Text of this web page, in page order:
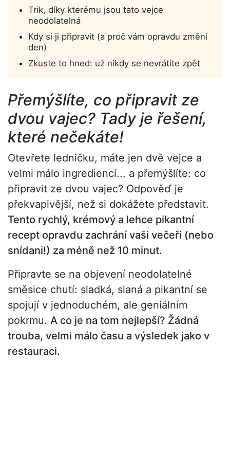
Trik, díky kterému jsou tato vejce
neodolatelná
Kdy si ji připravit (a proč vám opravdu změní
den)
Zkuste to hned: už nikdy se nevrátíte zpět
Přemýšlíte, co připravit ze
dvou vajec? Tady je řešení,
které nečekáte!
Otevřete ledničku, máte jen dvě vejce a
velmi málo ingrediencí... a přemýšlíte: co
připravit ze dvou vajec? Odpověď je
překvapivější, než si dokážete představit.
Tento rychlý, krémový a lehce pikantní
recept opravdu zachrání vaši večeři (nebo
snídani!) za méně než 10 minut.
Připravte se na objevení neodolatelné
směsice chutí: sladká, slaná a pikantní se
spojují v jednoduchém, ale geniálním
pokrmu. A co je na tom nejlepší? Žádná
trouba, velmi málo času a výsledek jako v
restauraci.